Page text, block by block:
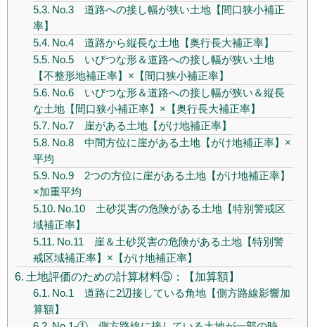
No.3 道路への接し幅が狭い土地【間口狭小補正
率】
No.4 道路から縦長な土地【奥行長大補正率】
No.5 いびつな形＆道路への接し幅が狭い土地
【不整形地補正率】×【間口狭小補正率】
No.6 いびつな形＆道路への接し幅が狭い＆縦長
な土地【間口狭小補正率】×【奥行長大補正率】
No.7 崖がある土地【がけ地補正率】
No.8 中間方位に崖がある土地【がけ地補正率】×
平均
No.9 2つの方位に崖がある土地【がけ地補正率】
×加重平均
No.10 土砂災害の危険がある土地【特別警戒区
域補正率】
No.11 崖＆土砂災害の危険がある土地【特別警
戒区域補正率】×【がけ地補正率】
土地評価のための計算材料⑤：【加算額】
No.1 道路に2辺接している角地【側方路線影響加
算額】